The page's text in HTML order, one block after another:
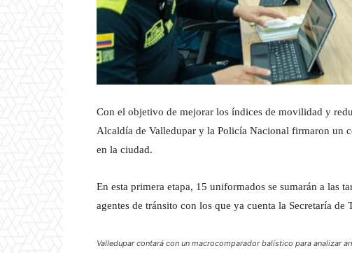
Con el objetivo de mejorar los índices de movilidad y
Alcaldía de Valledupar y la Policía Nacional firmaron un
en la ciudad.
En esta primera etapa, 15 uniformados se sumarán a las
agentes de tránsito con los que ya cuenta la Secretaría de
Valledupar contará con un macrocomparador balístico para analizar